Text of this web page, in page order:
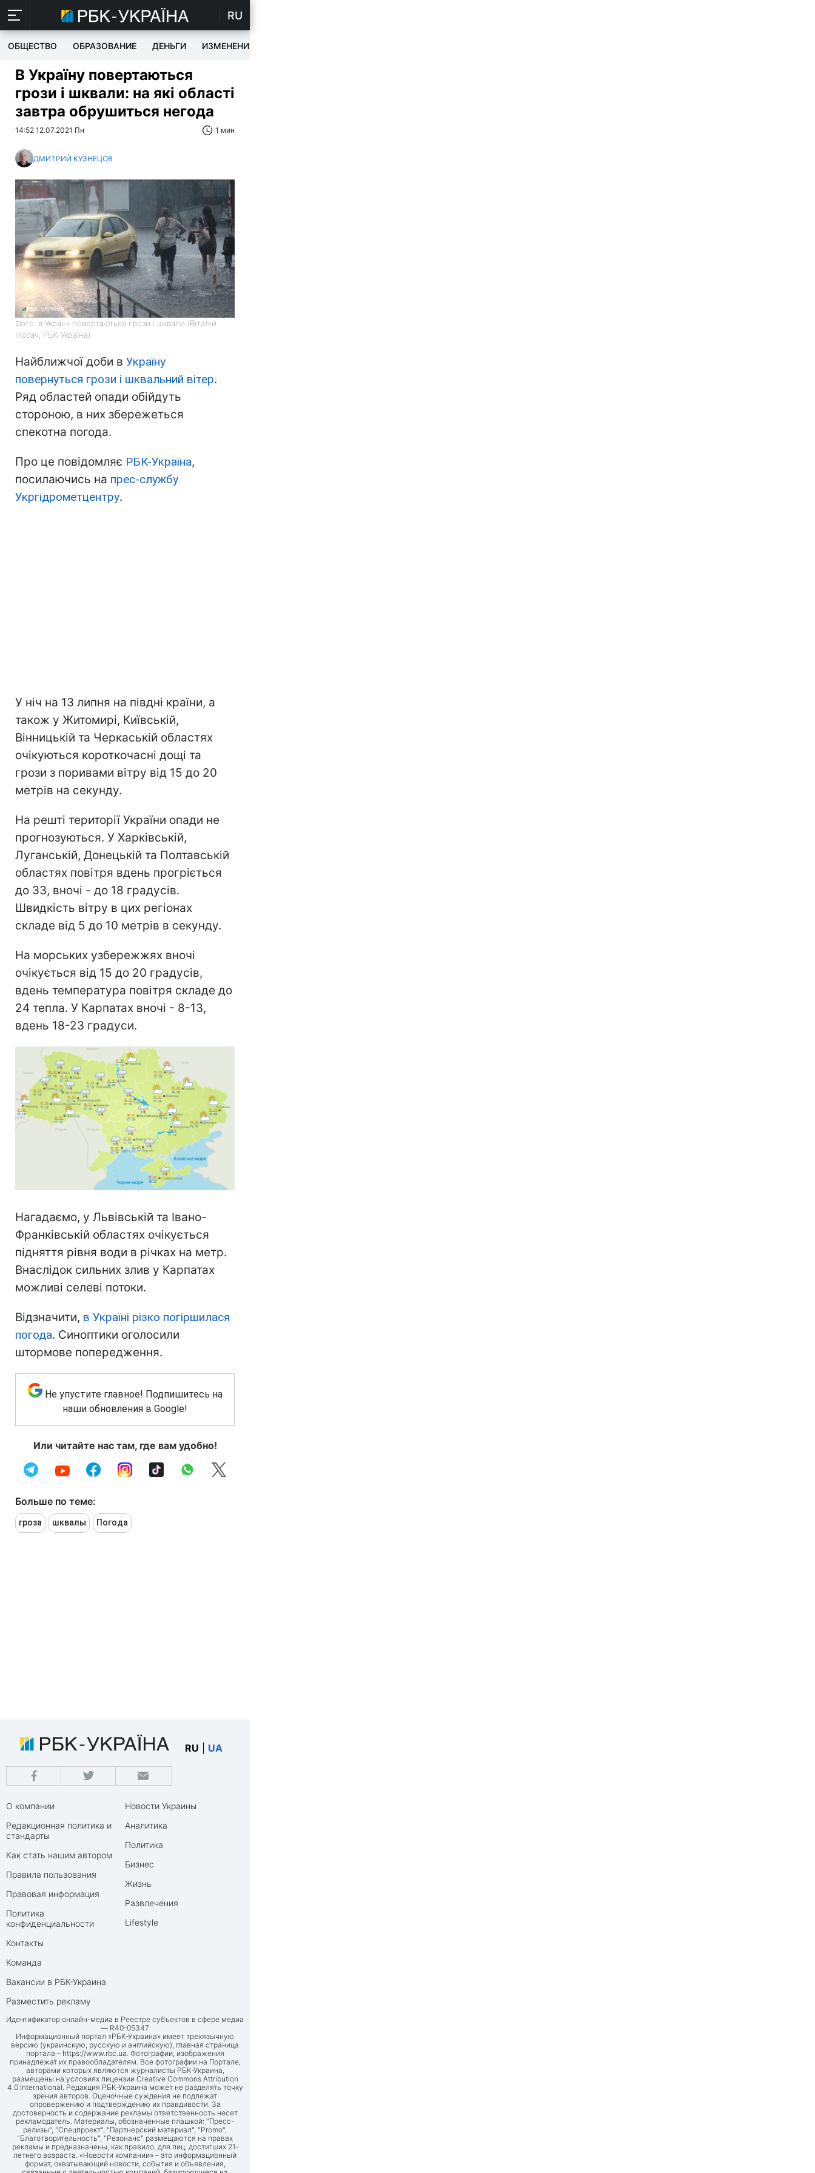
RU
ОБЩЕСТВО ОБРАЗОВАНИЕ ДЕНЬГИ ИЗМЕНЕНИЯ
В Україну повертаються
грози і шквали: на які області
завтра обрушиться негода
14:52 12.07.2021 Пн 1 мин
ДМИТРИЙ КУЗНЕЦОВ
Фото: в Україні повертаються грози і шквали (Віталій
Носач, РБК-Україна)
Найближчої доби в Україну
повернуться грози і шквальний вітер.
Ряд областей опади обійдуть
стороною, в них збережеться
спекотна погода.
Про це повідомляє РБК-Україна,
посилаючись на прес-службу
Укргідрометцентру.
У ніч на 13 липня на півдні країни, а
також у Житомирі, Київській,
Вінницькій та Черкаській областях
очікуються короткочасні дощі та
грози з поривами вітру від 15 до 20
метрів на секунду.
На решті території України опади не
прогнозуються. У Харківській,
Луганській, Донецькій та Полтавській
областях повітря вдень прогріється
до 33, вночі - до 18 градусів.
Швидкість вітру в цих регіонах
складе від 5 до 10 метрів в секунду.
На морських узбережжях вночі
очікується від 15 до 20 градусів,
вдень температура повітря складе до
24 тепла. У Карпатах вночі - 8-13,
вдень 18-23 градуси.
Нагадаємо, у Львівській та Івано-
Франківській областях очікується
підняття рівня води в річках на метр.
Внаслідок сильних злив у Карпатах
можливі селеві потоки.
Відзначити, в Україні різко погіршилася
погода. Синоптики оголосили
штормове попередження.
Не упустите главное! Подпишитесь на
наши обновления в Google!
Или читайте нас там, где вам удобно!
Больше по теме:
гроза шквалы Погода
RU UA
О компании
Редакционная политика и
стандарты
Как стать нашим автором
Правила пользования
Правовая информация
Политика
конфиденциальности
Контакты
Команда
Вакансии в РБК-Украина
Разместить рекламу
Новости Украины
Аналитика
Политика
Бизнес
Жизнь
Развлечения
Lifestyle
Идентификатор онлайн-медиа в Реестре субъектов в сфере медиа
— R40-05347
Информационный портал «РБК-Украина» имеет трехязычную
версию (украинскую, русскую и английскую), главная страница
портала – https://www.rbc.ua. Фотографии, изображения
принадлежат их правообладателям. Все фотографии на Портале,
авторами которых являются журналисты РБК-Украина,
размещены на условиях лицензии Creative Commons Attribution
4.0 International. Редакция РБК-Украина может не разделять точку
зрения авторов. Оценочные суждения не подлежат
опровержению и подтверждению их правдивости. За
достоверность и содержание рекламы ответственность несет
рекламодатель. Материалы, обозначенные плашкой: "Пресс-
релизы", "Спецпроект", "Партнерский материал", "Promo",
"Благотворительность", "Резонанс" размещаются на правах
рекламы и предназначены, как правило, для лиц, достигших 21-
летнего возраста. «Новости компании» – это информационный
формат, охватывающий новости, события и объявления,